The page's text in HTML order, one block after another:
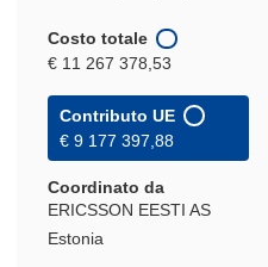
Costo totale
€ 11 267 378,53
Contributo UE
€ 9 177 397,88
Coordinato da
ERICSSON EESTI AS
Estonia